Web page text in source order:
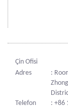
Çin Ofisi
Adres
:
Telefon
: +86